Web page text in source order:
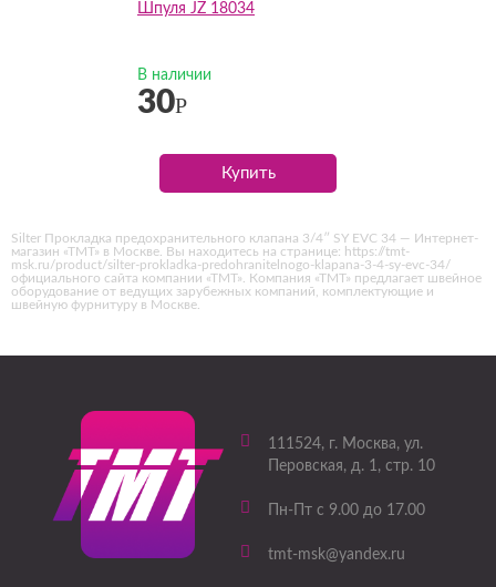
Шпуля JZ 18034
В наличии
30Р
Купить
Silter Прокладка предохранительного клапана 3/4″ SY EVC 34 — Интернет-
магазин «ТМТ» в Москве. Вы находитесь на странице: https://tmt-
msk.ru/product/silter-prokladka-predohranitelnogo-klapana-3-4-sy-evc-34/
официального сайта компании «ТМТ». Компания «ТМТ» предлагает швейное
оборудование от ведущих зарубежных компаний, комплектующие и
швейную фурнитуру в Москве.
111524, г. Москва, ул.
Перовская, д. 1, стр. 10
Пн-Пт с 9.00 до 17.00
tmt-msk@yandex.ru